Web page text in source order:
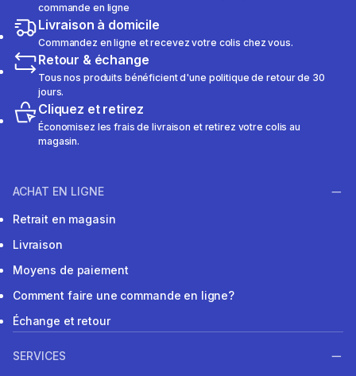
commande en ligne
Livraison à domicile
Commandez en ligne et recevez votre colis chez vous.
Retour & échange
Tous nos produits bénéficient d'une politique de retour de 30
jours.
Cliquez et retirez
Économisez les frais de livraison et retirez votre colis au
magasin.
ACHAT EN LIGNE
Retrait en magasin
Livraison
Moyens de paiement
Comment faire une commande en ligne?
Échange et retour
SERVICES